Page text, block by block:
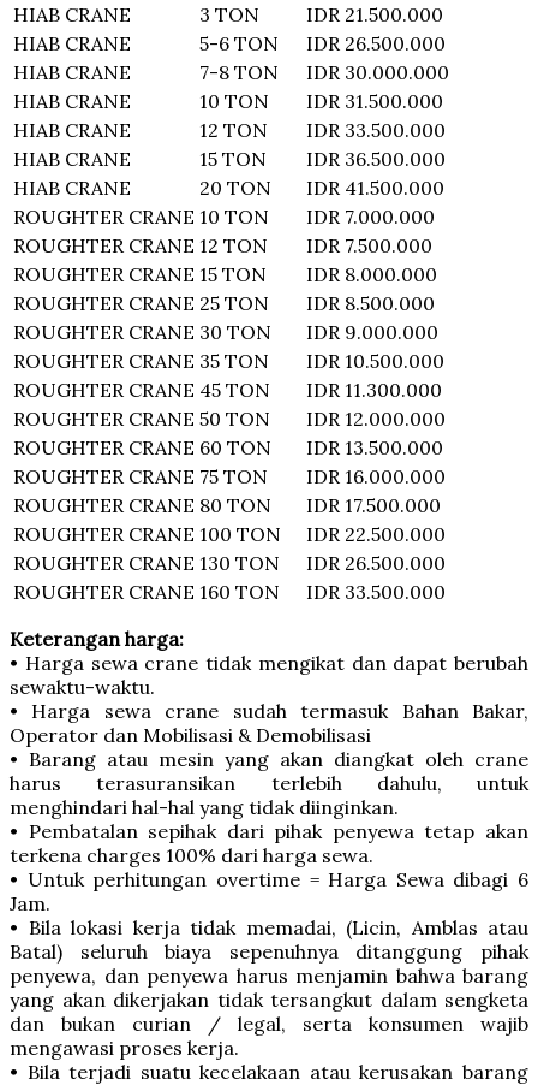
HIAB CRANE
3 TON
IDR 21.500.000
HIAB CRANE
5-6 TON
IDR 26.500.000
HIAB CRANE
7-8 TON
IDR 30.000.000
HIAB CRANE
10 TON
IDR 31.500.000
HIAB CRANE
12 TON
IDR 33.500.000
HIAB CRANE
15 TON
IDR 36.500.000
HIAB CRANE
20 TON
IDR 41.500.000
ROUGHTER CRANE 10 TON
IDR 7.000.000
ROUGHTER CRANE 12 TON
IDR 7.500.000
ROUGHTER CRANE 15 TON
IDR 8.000.000
ROUGHTER CRANE 25 TON
IDR 8.500.000
ROUGHTER CRANE 30 TON
IDR 9.000.000
ROUGHTER CRANE 35 TON
IDR 10.500.000
ROUGHTER CRANE 45 TON
IDR 11.300.000
ROUGHTER CRANE 50 TON
IDR 12.000.000
ROUGHTER CRANE 60 TON
IDR 13.500.000
ROUGHTER CRANE 75 TON
IDR 16.000.000
ROUGHTER CRANE 80 TON
IDR 17.500.000
ROUGHTER CRANE 100 TON
IDR 22.500.000
ROUGHTER CRANE 130 TON
IDR 26.500.000
ROUGHTER CRANE 160 TON
IDR 33.500.000
Keterangan harga:
• Harga sewa crane tidak mengikat dan dapat berubah
sewaktu-waktu.
• Harga sewa crane sudah termasuk Bahan Bakar,
Operator dan Mobilisasi & Demobilisasi
• Barang atau mesin yang akan diangkat oleh crane
harus terasuransikan terlebih dahulu, untuk
menghindari hal-hal yang tidak diinginkan.
• Pembatalan sepihak dari pihak penyewa tetap akan
terkena charges 100% dari harga sewa.
• Untuk perhitungan overtime = Harga Sewa dibagi 6
Jam.
• Bila lokasi kerja tidak memadai, (Licin, Amblas atau
Batal) seluruh biaya sepenuhnya ditanggung pihak
penyewa, dan penyewa harus menjamin bahwa barang
yang akan dikerjakan tidak tersangkut dalam sengketa
dan bukan curian / legal, serta konsumen wajib
mengawasi proses kerja.
• Bila terjadi suatu kecelakaan atau kerusakan barang